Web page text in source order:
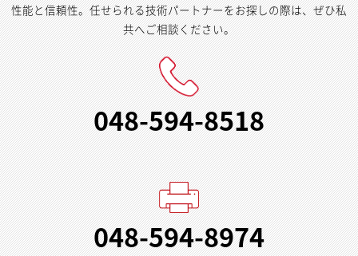
性能と信頼性。任せられる技術パートナーをお探しの際は、ぜひ私
共へご相談ください。
048-594-8518
048-594-8974